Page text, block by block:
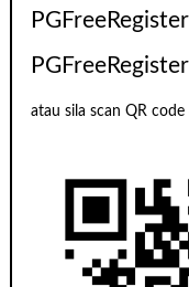
PGFreeRegister
PGFreeRegister
atau sila scan QR